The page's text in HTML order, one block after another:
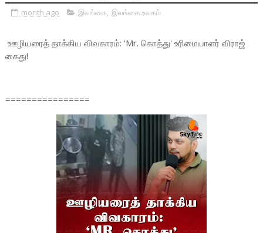
month ago இலங்கை, இலங்கை.உலகம்
ஊழியரைத் தாக்கிய விவகாரம்: 'Mr. கொத்து' உரிமையாளர் விராஜ்
கைது!
================